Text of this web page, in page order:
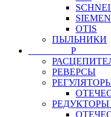
OTIS
ПЫЛЬНИКИ
РЕВЕРСЫ
РЕДУКТОРЫ